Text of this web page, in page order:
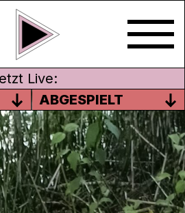
Live:
ABGESPIELT